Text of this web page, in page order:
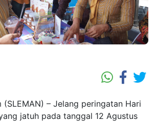
(SLEMAN) – Jelang peringatan Hari
jatuh pada tanggal 12 Agustus